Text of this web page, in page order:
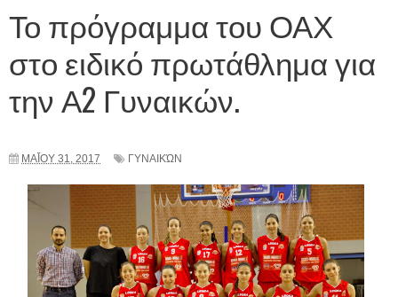
Το πρόγραμμα του ΟΑΧ
στο ειδικό πρωτάθλημα για
την Α2 Γυναικών.
ΜΑΪ́ΟΥ 31, 2017 ΓΥΝΑΙΚΏΝ